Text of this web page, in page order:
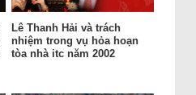
Lê Thanh Hải và trách
nhiệm trong vụ hỏa hoạn
tòa nhà itc năm 2002